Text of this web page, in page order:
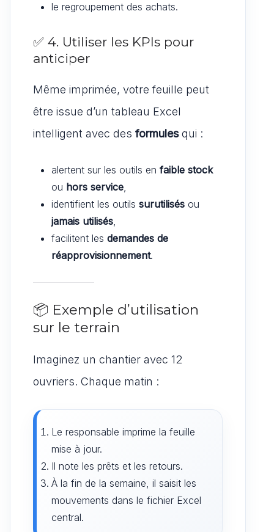
le regroupement des achats.
✅ 4. Utiliser les KPIs pour
anticiper
Même imprimée, votre feuille peut
être issue d’un tableau Excel
intelligent avec des formulesqui :
alertent sur les outils en faible stock
ou hors service,
identifient les outils surutilisés ou
jamais utilisés,
facilitent les demandes de
réapprovisionnement.
📦 Exemple d’utilisation
sur le terrain
Imaginez un chantier avec 12
ouvriers. Chaque matin :
Le responsable imprime la feuille
mise à jour.
Il note les prêts et les retours.
À la fin de la semaine, il saisit les
mouvements dans le fichier Excel
central.